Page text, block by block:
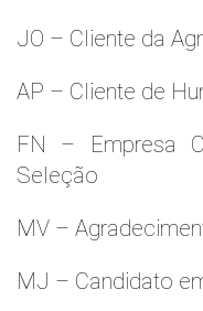
JO – Cliente da
AP – Cliente de
FN – Empresa
Seleção
MV –
MJ – Candidato